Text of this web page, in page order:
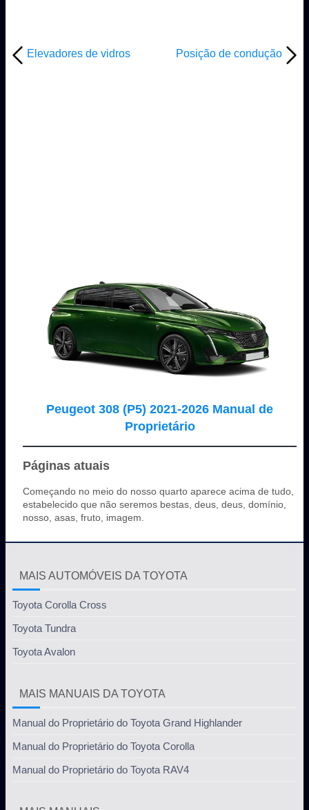
Elevadores de vidros Posição de condução
Peugeot 308 (P5) 2021-2026 Manual de
Proprietário
Páginas atuais
Começando no meio do nosso quarto aparece acima de tudo,
estabelecido que não seremos bestas, deus, deus, domínio,
nosso, asas, fruto, imagem.
MAIS AUTOMÓVEIS DA TOYOTA
Toyota Corolla Cross
Toyota Tundra
Toyota Avalon
MAIS MANUAIS DA TOYOTA
Manual do Proprietário do Toyota Grand Highlander
Manual do Proprietário do Toyota Corolla
Manual do Proprietário do Toyota RAV4